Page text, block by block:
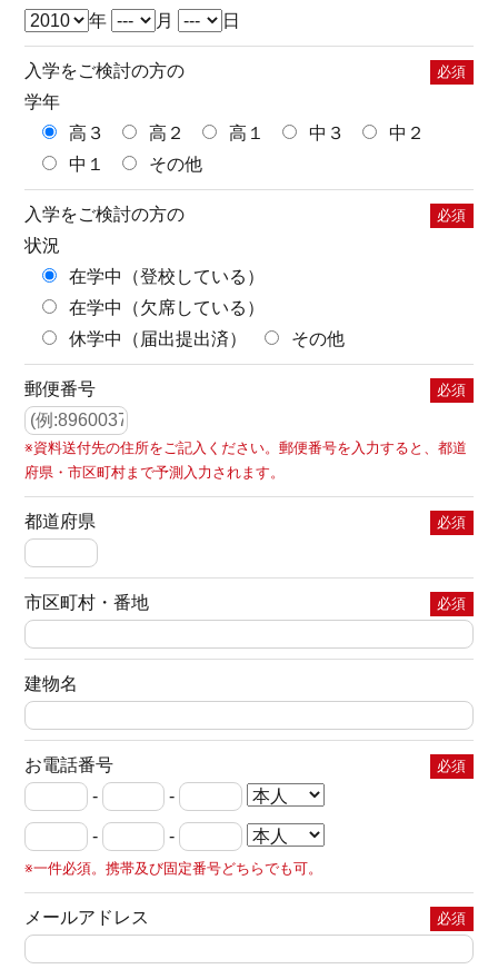
年 月 日
入学をご検討の方の
学年
必須
高３ 高２ 高１ 中３
中２
中１
その他
入学をご検討の方の
状況
必須
在学中（登校している）
在学中（欠席している）
休学中（届出提出済）
その他
郵便番号 必須
※資料送付先の住所をご記入ください。郵便番号を入力すると、都道
府県・市区町村まで予測入力されます。
都道府県 必須
市区町村・番地 必須
建物名
お電話番号 必須
- -
- -
※一件必須。携帯及び固定番号どちらでも可。
メールアドレス 必須